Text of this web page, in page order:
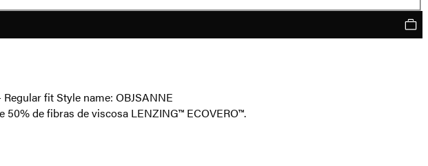
fit Style name: OBJSANNE
de fibras de viscosa LENZING™ ECOVERO™.